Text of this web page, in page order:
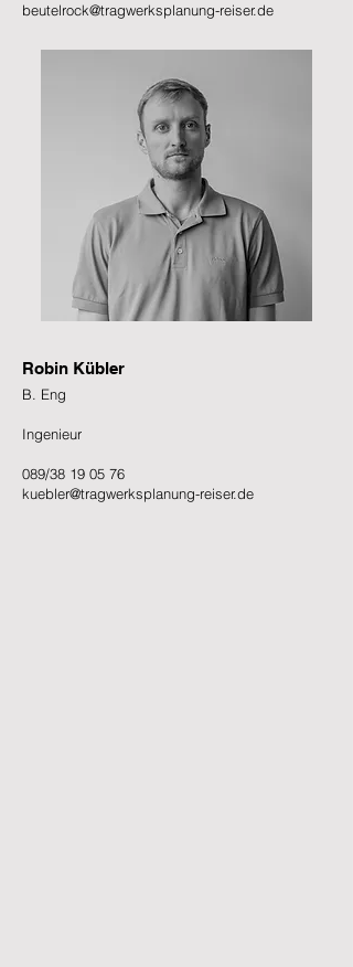
beutelrock@tragwerksplanung-reiser.de
Robin Kübler
B. Eng
Ingenieur
089/38 19 05 76
kuebler@tragwerksplanung-reiser.de